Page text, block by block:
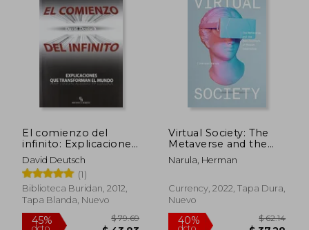
El comienzo del
infinito: Explicaciones
que transforman el
mundo
David Deutsch
(1)
Biblioteca Buridan, 2012,
Tapa Blanda, Nuevo
Virtual Society: The
Metaverse and the
new Frontiers of
Human Experience
Narula, Herman
Currency, 2022, Tapa Dura,
Nuevo